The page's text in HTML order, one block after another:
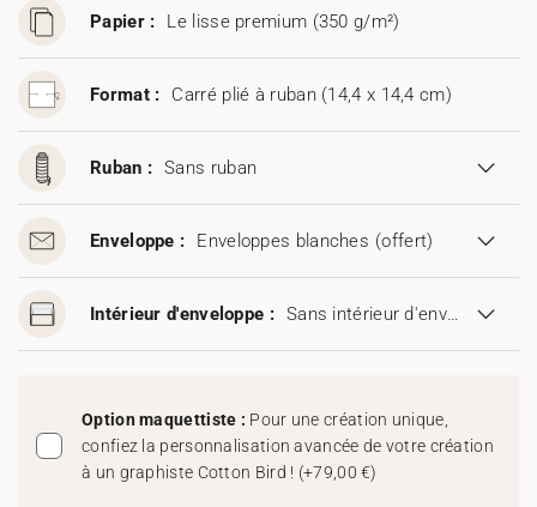
Papier : Le lisse premium (350 g/m²)
Format : Carré plié à ruban (14,4 x 14,4 cm)
Ruban : Sans ruban
Enveloppe : Enveloppes blanches (offert)
Intérieur d'enveloppe : Sans intérieur d'enveloppe
Option maquettiste : Pour une création unique,
confiez la personnalisation avancée de votre création
à un graphiste Cotton Bird ! (+79,00 €)